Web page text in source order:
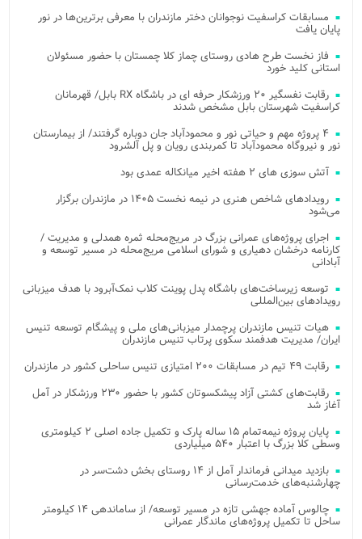
مسابقات کراسفیت نوجوانان دختر مازندران با معرفی برترین‌ها در نور
پایان یافت
فاز نخست طرح هادی روستای چماز کلا چمستان با حضور مسئولان
استانی کلید خورد
رقابت نفسگیر ۲۰ ورزشکار حرفه ای در باشگاه RX بابل/ قهرمانان
کراسفیت شهرستان بابل مشخص شدند
۴ پروژه مهم و حیاتی نور و محمودآباد جان دوباره گرفتند/ از بیمارستان
نور و نیروگاه محمودآباد تا کمربندی رویان و پل آلشرود
آتش‌ سوزی‌ های ۲ هفته اخیر میانکاله عمدی بود
رویدادهای شاخص هنری در نیمه نخست ۱۴۰۵ در مازندران برگزار
می‌شود
اجرای پروژه‌های عمرانی بزرگ در مریج‌محله ثمره همدلی و مدیریت /
کارنامه درخشان دهیاری و شورای اسلامی مریج‌محله در مسیر توسعه و
آبادانی
توسعه زیرساخت‌های باشگاه پدل پوینت کلاب نمک‌آبرود با هدف میزبانی
رویدادهای بین‌المللی
هیات تنیس مازندران پرچمدار میزبانی‌های ملی و پیشگام توسعه تنیس
ایران/ مدیریت هدفمند سکوی پرتاب تنیس مازندران
رقابت ۴۹ تیم در مسابقات ۲۰۰ امتیازی تنیس ساحلی کشور در مازندران
رقابت‌های کشتی آزاد پیشکسوتان کشور با حضور ۲۳۰ ورزشکار در آمل
آغاز شد
پایان پروژه نیمه‌تمام ۱۵ ساله پارک و تکمیل جاده اصلی ۲ کیلومتری
وسطی کلا بزرگ با اعتبار ۵۴۰ میلیاردی
بازدید میدانی فرماندار آمل از ۱۴ روستای بخش دشت‌سر در
چهارشنبه‌های خدمت‌رسانی
چالوس آماده جهشی تازه در مسیر توسعه/ از ساماندهی ۱۴ کیلومتر
ساحل تا تکمیل پروژه‌های ماندگار عمرانی